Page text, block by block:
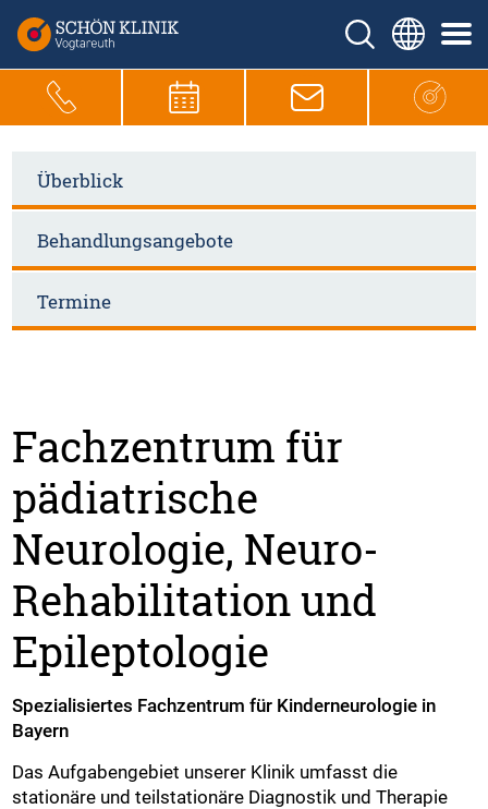
Überblick
Behandlungsangebote
Termine
Fachzentrum für
pädiatrische
Neurologie, Neuro-
Rehabilitation und
Epileptologie
Spezialisiertes Fachzentrum für Kinderneurologie in
Bayern
Das Aufgabengebiet unserer Klinik umfasst die
stationäre und teilstationäre Diagnostik und Therapie